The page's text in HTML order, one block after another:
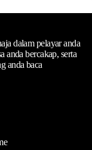
dalam pelayar anda
anda bercakap, serta
anda baca